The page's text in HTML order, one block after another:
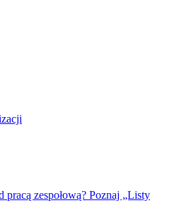
pracą zespołową? Poznaj „Listy